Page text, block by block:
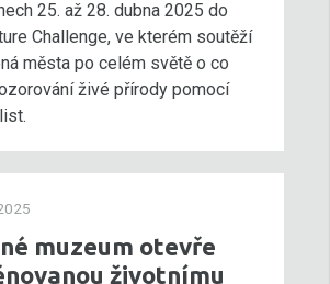
25. až 28. dubna 2025 do
Challenge, ve kterém soutěží
města po celém světě o co
živé přírody pomocí
muzeum otevře
životnímu